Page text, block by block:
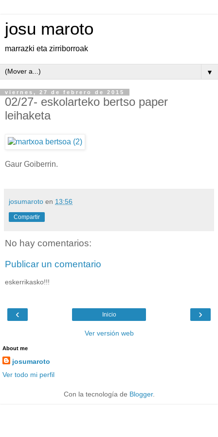
josu maroto
marrazki eta zirriborroak
▼
viernes, 27 de febrero de 2015
02/27- eskolarteko bertso paper
leihaketa
Gaur Goiberrin.
josumaroto en 13:56
Compartir
No hay comentarios:
Publicar un comentario
eskerrikasko!!!
‹ ›
Inicio
Ver versión web
About me
josumaroto
Ver todo mi perfil
Con la tecnología de Blogger.